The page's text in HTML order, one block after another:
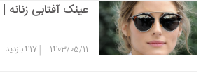
عینک آفتابی زنانه
1403/05/11
|
417بازدید